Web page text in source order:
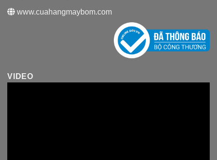
www.cuahangmaybom.com
VIDEO